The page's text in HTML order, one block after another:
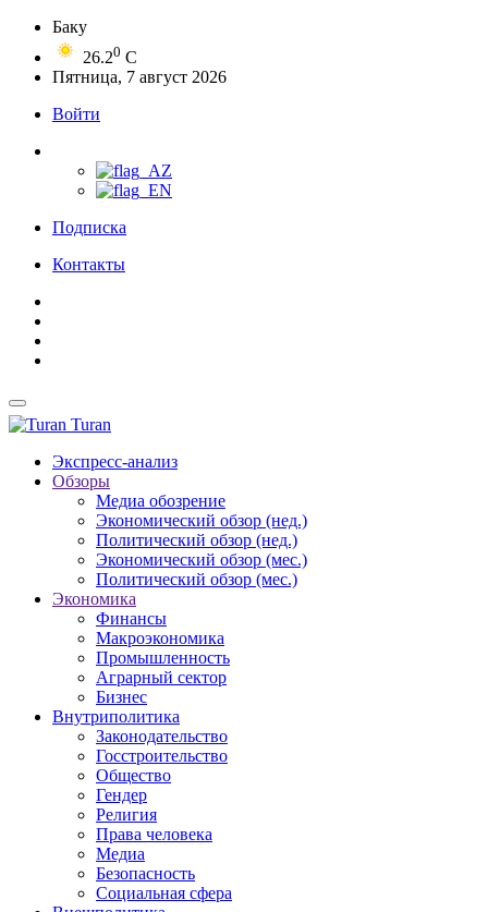
Баку
26.20 C
Пятница, 7 август 2026
Войти
Подписка
Контакты
Turan
Экспресс-анализ
Обзоры
Медиа обозрение
Экономический обзор (нед.)
Политический обзор (нед.)
Экономический обзор (мес.)
Политический обзор (мес.)
Экономика
Финансы
Макроэкономика
Промышленность
Аграрный сектор
Бизнес
Внутриполитика
Законодательство
Госстроительство
Общество
Гендер
Религия
Права человека
Медиа
Безопасность
Социальная сфера